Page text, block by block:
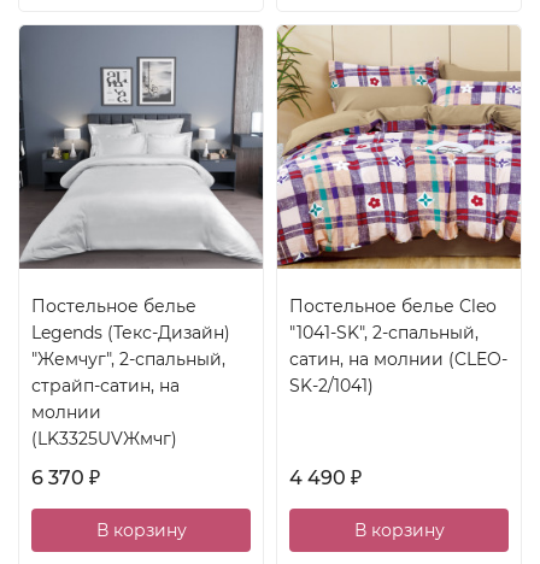
Постельное белье
Legends (Текс-Дизайн)
"Жемчуг", 2-спальный,
страйп-сатин, на
молнии
(LK3325UVЖмчг)
6 370 ₽
В корзину
Постельное белье Cleo
"1041-SK", 2-спальный,
сатин, на молнии (CLEO-
SK-2/1041)
4 490 ₽
В корзину